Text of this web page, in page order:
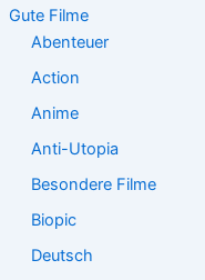
n
Gute Filme
Abenteuer
Action
Anime
Anti-Utopia
Besondere Filme
Biopic
Deutsch